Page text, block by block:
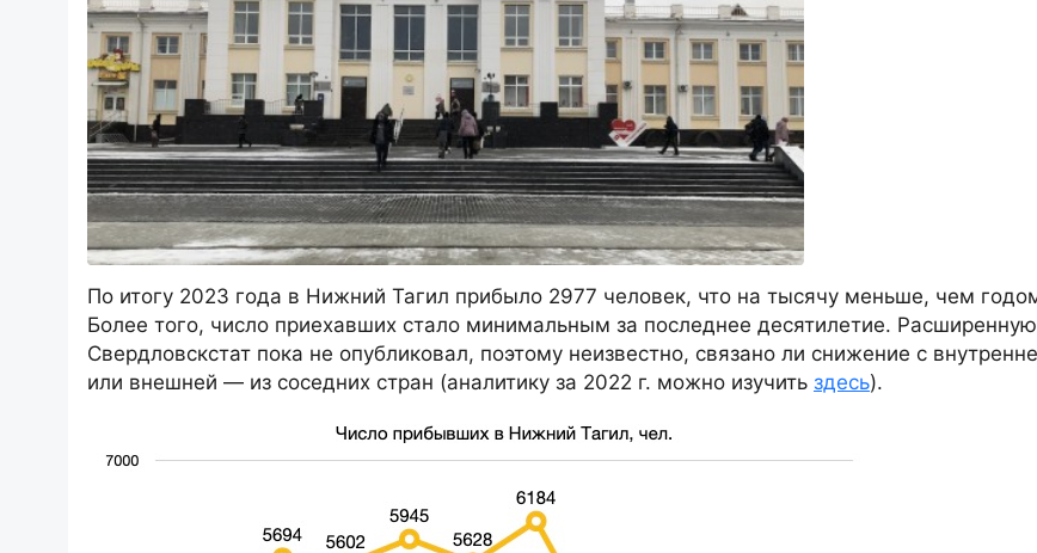
По итогу 2023 года в Нижний Тагил прибыло 2977 человек, что на тысячу меньше, чем
Более того, число приехавших стало минимальным за последнее десятилетие. Расширенную
Свердловскстат пока не опубликовал, поэтому неизвестно, связано ли снижение с
или внешней — из соседних стран (аналитику за 2022 г. можно изучить здесь).